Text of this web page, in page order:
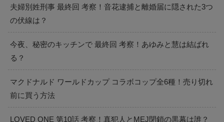
夫婦別姓刑事 最終回 考察！音花逮捕と離婚届に隠された3つ
の伏線は？
今夜、秘密のキッチンで 最終回 考察！あゆみと慧は結ばれ
る？
マクドナルド ワールドカップ コラボコップ全6種！売り切れ
前に買う方法
LOVED ONE 第10話 考察！真犯人とMEJ閉鎖の黒幕は誰？